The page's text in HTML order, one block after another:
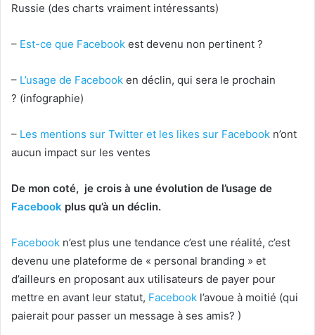
Russie (des charts vraiment intéressants)
– Est-ce que Facebook est devenu non pertinent ?
– L’usage de Facebook en déclin, qui sera le prochain
? (infographie)
– Les mentions sur Twitter et les likes sur Facebook n’ont
aucun impact sur les ventes
De mon coté, je crois à une évolution de l’usage de
Facebook plus qu’à un déclin.
Facebook n’est plus une tendance c’est une réalité, c’est
devenu une plateforme de « personal branding » et
d’ailleurs en proposant aux utilisateurs de payer pour
mettre en avant leur statut, Facebook l’avoue à moitié (qui
paierait pour passer un message à ses amis? )